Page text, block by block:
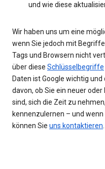
und wie diese
Wir haben uns um eine
wenn Sie jedoch mit
Tags und Browsern nicht
über diese Schlüsselbegriffe
Daten ist Google wichtig
davon, ob Sie ein neuer
sind, sich die Zeit zu
kennenzulernen – und
können Sie uns kontaktieren.